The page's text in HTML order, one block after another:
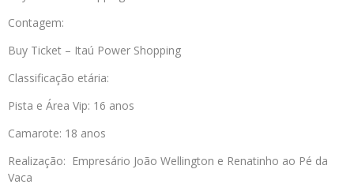
Contagem:
Buy Ticket – Itaú Power Shopping
Classificação etária:
Pista e Área Vip: 16 anos
Camarote: 18 anos
Realização: Empresário João Wellington e Renatinho ao Pé da
Vaca